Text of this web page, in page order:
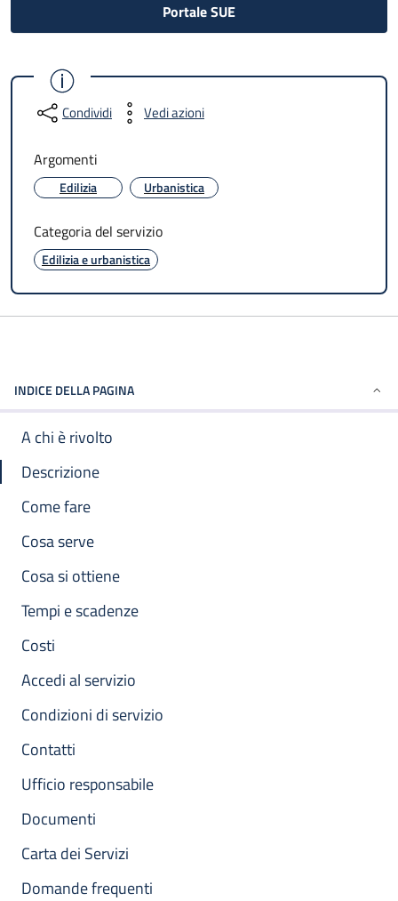
Portale SUE
Condividi Vedi azioni
Argomenti
Edilizia Urbanistica
Categoria del servizio
Edilizia e urbanistica
INDICE DELLA PAGINA
A chi è rivolto
Descrizione
Come fare
Cosa serve
Cosa si ottiene
Tempi e scadenze
Costi
Accedi al servizio
Condizioni di servizio
Contatti
Ufficio responsabile
Documenti
Carta dei Servizi
Domande frequenti